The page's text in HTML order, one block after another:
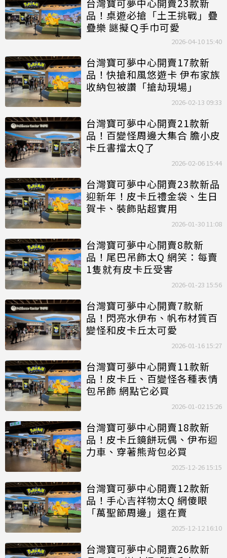
品！桌遊必搶「土王挑戰」疊
疊樂 謎擬Ｑ手巾可愛
2026-04-10 15:40
台灣寶可夢中心開賣17款新
品！快搶和風悠遊卡 伊布家族
收納包被讚「搶劫現場」
2026-02-13 09:33
台灣寶可夢中心開賣21款新
品！百變怪周邊大集合 膽小皮
卡丘書擋太Q了
2026-02-06 15:44
台灣寶可夢中心開賣23款新品
迎新年！皮卡丘禮金袋、生日
賀卡、裝飾貼超實用
2026-01-30 11:08
台灣寶可夢中心開賣8款新
品！尾巴吊飾太Q 網笑：每賣
1隻就有皮卡丘受害
2026-01-23 15:56
台灣寶可夢中心開賣7款新
品！閃亮水伊布、帆布材質百
變怪和皮卡丘太可愛
2026-01-16 15:27
台灣寶可夢中心開賣11款新
品！皮卡丘、百變怪各種表情
包吊飾 網點它必買
2026-01-02 15:26
台灣寶可夢中心開賣18款新
品！皮卡丘鏡餅玩偶、伊布迴
力車、穿著熊背包必買
2025-12-26 15:15
台灣寶可夢中心開賣12款新
品！手心吉祥物太Q 網傻眼
「萬聖節周邊」還在賣
2025-12-12 16:10
台灣寶可夢中心開賣26款新